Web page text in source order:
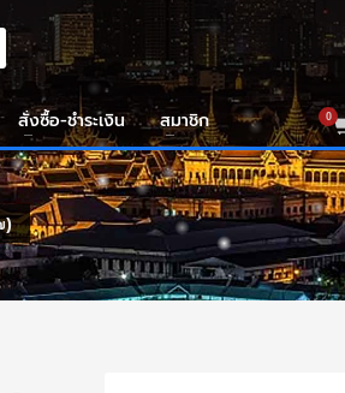
สั่งซื้อ-ชำระเงิน สมาชิก
)